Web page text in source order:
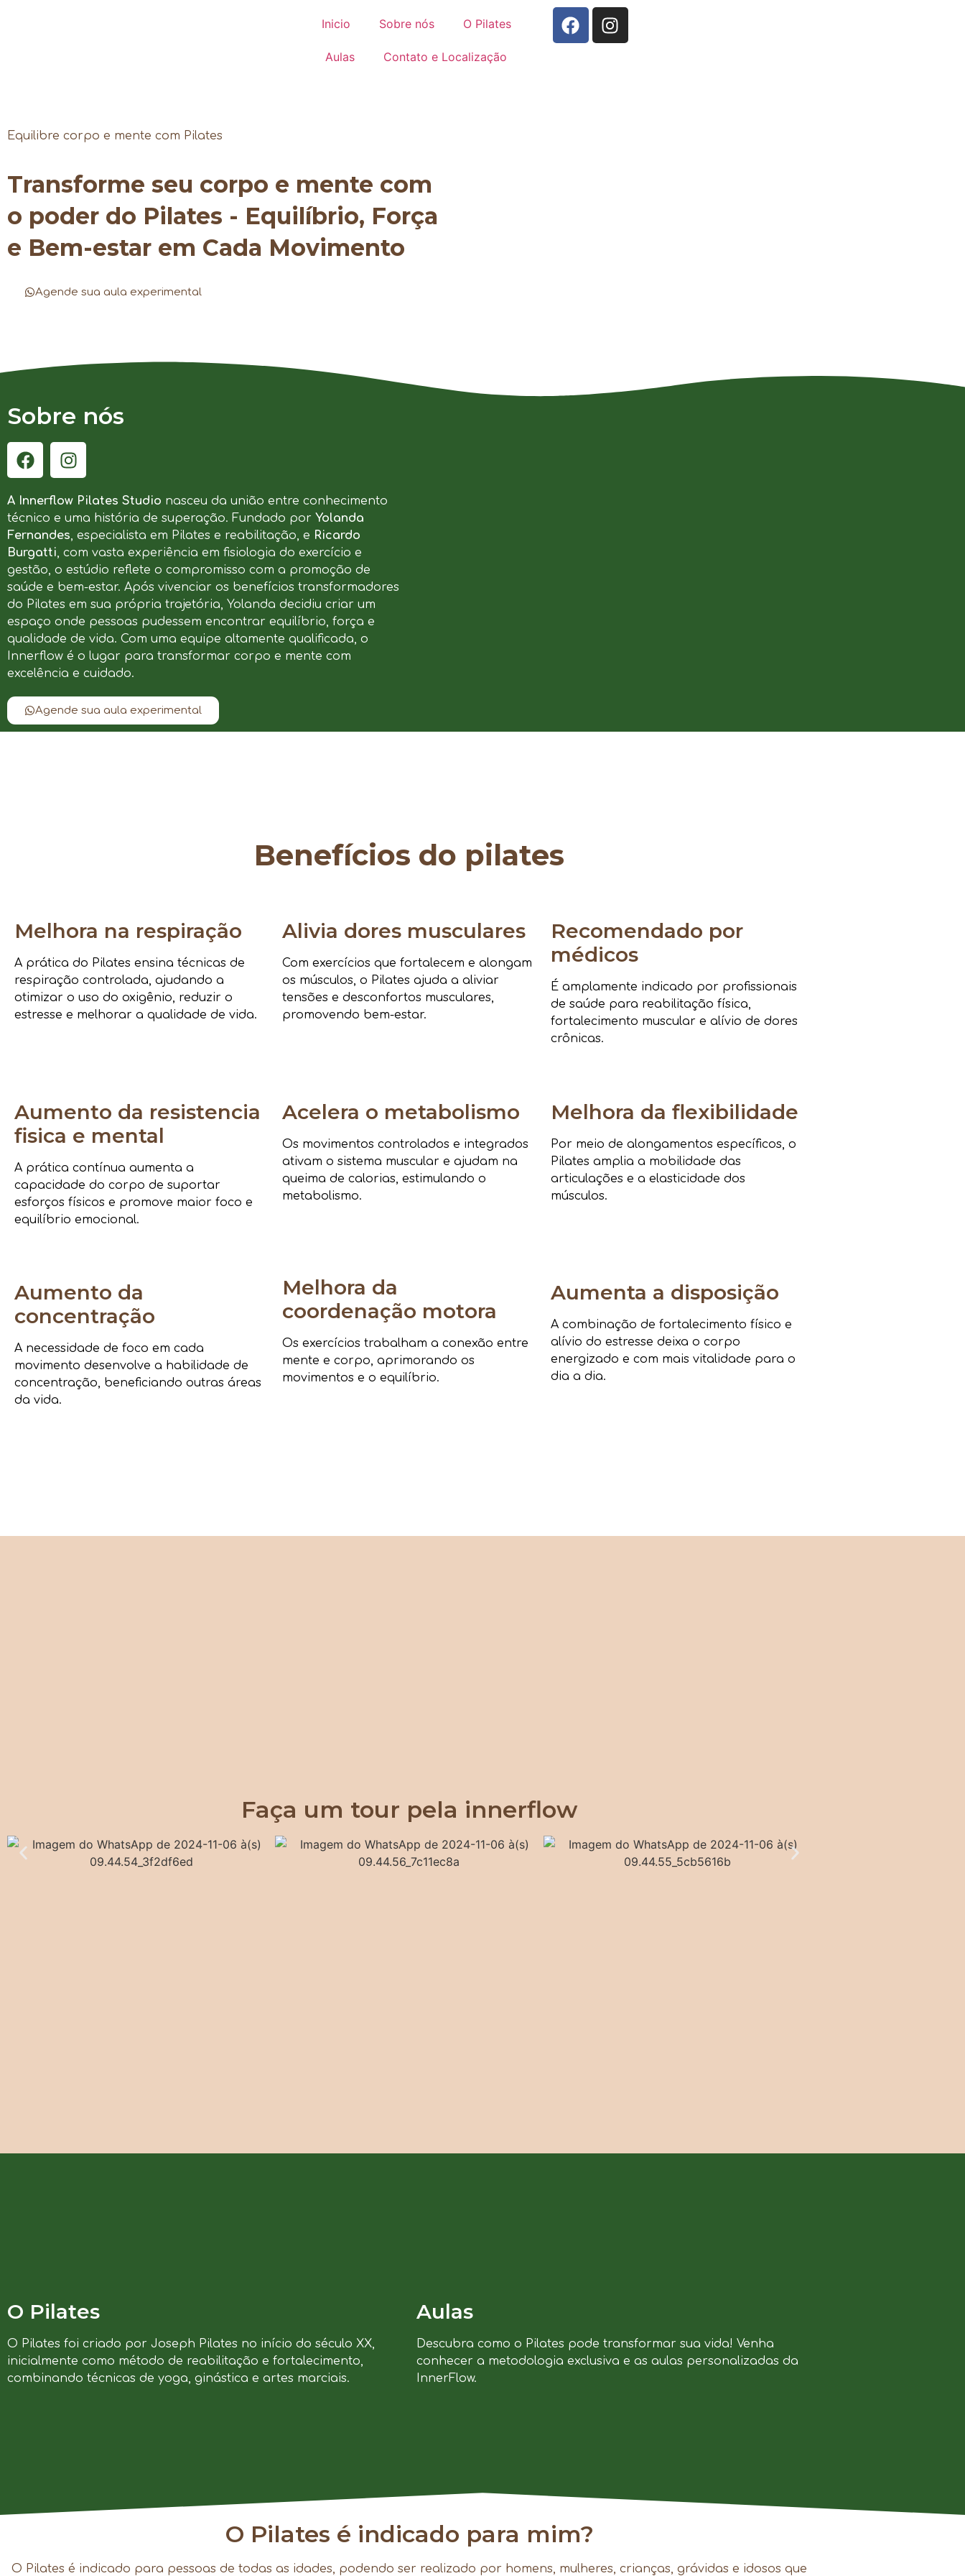
Inicio Sobre nós O Pilates
Aulas Contato e Localização
Equilibre corpo e mente com Pilates
Transforme seu corpo e mente com
o poder do Pilates - Equilíbrio, Força
e Bem-estar em Cada Movimento
Agende sua aula experimental
Sobre nós
A Innerflow Pilates Studio nasceu da união entre conhecimento
técnico e uma história de superação. Fundado por Yolanda
Fernandes, especialista em Pilates e reabilitação, e Ricardo
Burgatti, com vasta experiência em fisiologia do exercício e
gestão, o estúdio reflete o compromisso com a promoção de
saúde e bem-estar. Após vivenciar os benefícios transformadores
do Pilates em sua própria trajetória, Yolanda decidiu criar um
espaço onde pessoas pudessem encontrar equilíbrio, força e
qualidade de vida. Com uma equipe altamente qualificada, o
Innerflow é o lugar para transformar corpo e mente com
excelência e cuidado.
Agende sua aula experimental
Benefícios do pilates
Melhora na respiração
A prática do Pilates ensina técnicas de
respiração controlada, ajudando a
otimizar o uso do oxigênio, reduzir o
estresse e melhorar a qualidade de vida.
Alivia dores musculares
Com exercícios que fortalecem e alongam
os músculos, o Pilates ajuda a aliviar
tensões e desconfortos musculares,
promovendo bem-estar.
Recomendado por
médicos
É amplamente indicado por profissionais
de saúde para reabilitação física,
fortalecimento muscular e alívio de dores
crônicas.
Aumento da resistencia
fisica e mental
A prática contínua aumenta a
capacidade do corpo de suportar
esforços físicos e promove maior foco e
equilíbrio emocional.
Acelera o metabolismo
Os movimentos controlados e integrados
ativam o sistema muscular e ajudam na
queima de calorias, estimulando o
metabolismo.
Melhora da flexibilidade
Por meio de alongamentos específicos, o
Pilates amplia a mobilidade das
articulações e a elasticidade dos
músculos.
Aumento da
concentração
A necessidade de foco em cada
movimento desenvolve a habilidade de
concentração, beneficiando outras áreas
da vida.
Melhora da
coordenação motora
Os exercícios trabalham a conexão entre
mente e corpo, aprimorando os
movimentos e o equilíbrio.
Aumenta a disposição
A combinação de fortalecimento físico e
alívio do estresse deixa o corpo
energizado e com mais vitalidade para o
dia a dia.
Faça um tour pela innerflow
O Pilates
O Pilates foi criado por Joseph Pilates no início do século XX,
inicialmente como método de reabilitação e fortalecimento,
combinando técnicas de yoga, ginástica e artes marciais.
Aulas
Descubra como o Pilates pode transformar sua vida! Venha
conhecer a metodologia exclusiva e as aulas personalizadas da
InnerFlow.
O Pilates é indicado para mim?
O Pilates é indicado para pessoas de todas as idades, podendo ser realizado por homens, mulheres, crianças, grávidas e idosos que